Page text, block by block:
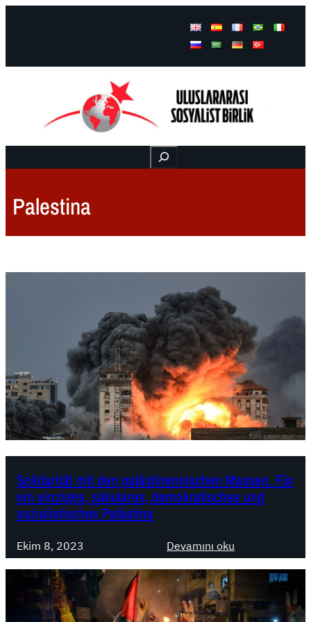
Buscar
Palestina
Solidarität mit den palästinensischen Massen. Für
ein einziges, säkulares, demokratisches und
sozialistisches Palästina
Ekim 8, 2023 Devamını oku
S
l